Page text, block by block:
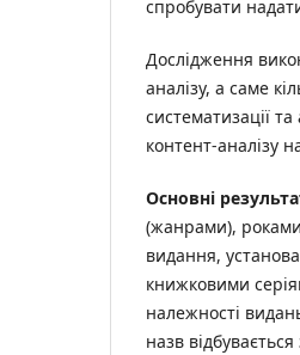
спробувати
Дослідження
аналізу, а саме
систематизації
контент-аналізу
Основні
(жанрами),
видання,
книжковими
належності
назв